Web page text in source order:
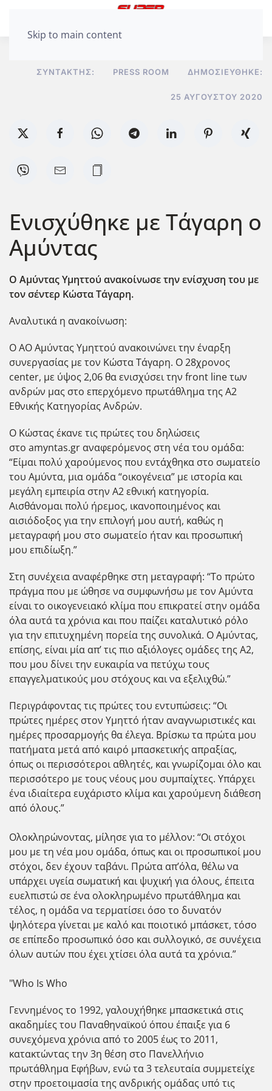
Skip to main content
ΣΥΝΤΆΚΤΗΣ: PRESS ROOM ΔΗΜΟΣΙΕΎΘΗΚΕ:
25 ΑΥΓΟΎΣΤΟΥ 2020
Ενισχύθηκε με Τάγαρη ο
Αμύντας
Ο Αμύντας Υμηττού ανακοίνωσε την ενίσχυση του με
τον σέντερ Κώστα Τάγαρη.
Αναλυτικά η ανακοίνωση:
Ο ΑΟ Αμύντας Υμηττού ανακοινώνει την έναρξη
συνεργασίας με τον Κώστα Τάγαρη. Ο 28χρονος
center, με ύψος 2,06 θα ενισχύσει την front line των
ανδρών μας στο επερχόμενο πρωτάθλημα της Α2
Εθνικής Κατηγορίας Ανδρών.
Ο Κώστας έκανε τις πρώτες του δηλώσεις
στο amyntas.gr αναφερόμενος στη νέα του ομάδα:
“Είμαι πολύ χαρούμενος που εντάχθηκα στο σωματείο
του Αμύντα, μια ομάδα “οικογένεια” με ιστορία και
μεγάλη εμπειρία στην Α2 εθνική κατηγορία.
Αισθάνομαι πολύ ήρεμος, ικανοποιημένος και
αισιόδοξος για την επιλογή μου αυτή, καθώς η
μεταγραφή μου στο σωματείο ήταν και προσωπική
μου επιδίωξη.”
Στη συνέχεια αναφέρθηκε στη μεταγραφή: “Το πρώτο
πράγμα που με ώθησε να συμφωνήσω με τον Αμύντα
είναι το οικογενειακό κλίμα που επικρατεί στην ομάδα
όλα αυτά τα χρόνια και που παίζει καταλυτικό ρόλο
για την επιτυχημένη πορεία της συνολικά. Ο Αμύντας,
επίσης, είναι μία απ’ τις πιο αξιόλογες ομάδες της Α2,
που μου δίνει την ευκαιρία να πετύχω τους
επαγγελματικούς μου στόχους και να εξελιχθώ.”
Περιγράφοντας τις πρώτες του εντυπώσεις: “Οι
πρώτες ημέρες στον Υμηττό ήταν αναγνωριστικές και
ημέρες προσαρμογής θα έλεγα. Βρίσκω τα πρώτα μου
πατήματα μετά από καιρό μπασκετικής απραξίας,
όπως οι περισσότεροι αθλητές, και γνωρίζομαι όλο και
περισσότερο με τους νέους μου συμπαίχτες. Υπάρχει
ένα ιδιαίτερα ευχάριστο κλίμα και χαρούμενη διάθεση
από όλους.”
Ολοκληρώνοντας, μίλησε για το μέλλον: “Οι στόχοι
μου με τη νέα μου ομάδα, όπως και οι προσωπικοί μου
στόχοι, δεν έχουν ταβάνι. Πρώτα απ’όλα, θέλω να
υπάρχει υγεία σωματική και ψυχική για όλους, έπειτα
ευελπιστώ σε ένα ολοκληρωμένο πρωτάθλημα και
τέλος, η ομάδα να τερματίσει όσο το δυνατόν
ψηλότερα γίνεται με καλό και ποιοτικό μπάσκετ, τόσο
σε επίπεδο προσωπικό όσο και συλλογικό, σε συνέχεια
όλων αυτών που έχει χτίσει όλα αυτά τα χρόνια.”
"Who Is Who
Γεννημένος το 1992, γαλουχήθηκε μπασκετικά στις
ακαδημίες του Παναθηναϊκού όπου έπαιξε για 6
συνεχόμενα χρόνια από το 2005 έως το 2011,
κατακτώντας την 3η θέση στο Πανελλήνιο
πρωτάθλημα Εφήβων, ενώ τα 3 τελευταία συμμετείχε
στην προετοιμασία της ανδρικής ομάδας υπό τις